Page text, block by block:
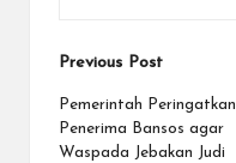
Post
navigation
Previous Post
Pemerintah Peringatkan
Penerima Bansos agar
Waspada Jebakan Judi